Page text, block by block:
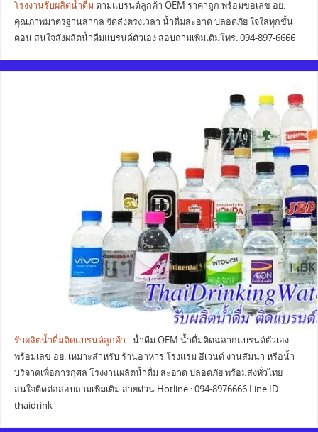
โรงงานรับผลิตน้ำดื่ม ตามแบรนด์ลูกค้า OEM ราคาถูก พร้อมขอเลข อย.
คุณภาพมาตรฐานสากล จัดส่งตรงเวลา น้ำดื่มสะอาด ปลอดภัย ใจใส่ทุกขั้น
ตอน สนใจสั่งผลิตน้ำดื่มแบรนด์ตัวเอง สอบถามเพิ่มเติมโทร. 094-897-6666
รับผลิตน้ำดื่มติดแบรนด์ลูกค้า | น้ำดื่ม OEM น้ำดื่มติดฉลากแบรนด์ตัวเอง
พร้อมเลข อย. เหมาะสำหรับ ร้านอาหาร โรงแรม อีเวนต์ งานสัมนา หรือน้ำ
บริจาคเพื่อการกุศล โรงงานผลิตน้ำดื่ม สะอาด ปลอดภัย พร้อมส่งทั่วไทย
สนใจติดต่อสอบถามเพิ่มเติม สายด่วน Hotline : 094-8976666 Line ID
thaidrink